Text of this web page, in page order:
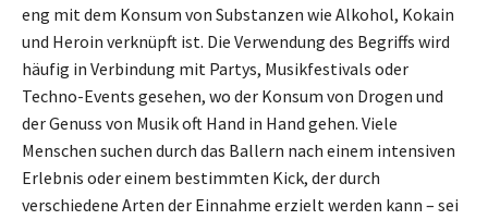
eng mit dem Konsum von Substanzen wie Alkohol, Kokain
und Heroin verknüpft ist. Die Verwendung des Begriffs wird
häufig in Verbindung mit Partys, Musikfestivals oder
Techno-Events gesehen, wo der Konsum von Drogen und
der Genuss von Musik oft Hand in Hand gehen. Viele
Menschen suchen durch das Ballern nach einem intensiven
Erlebnis oder einem bestimmten Kick, der durch
verschiedene Arten der Einnahme erzielt werden kann – sei